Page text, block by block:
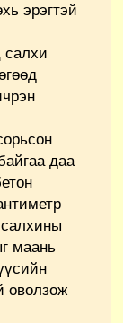
эрэгтэй
салхи
даа
маань
оволзож